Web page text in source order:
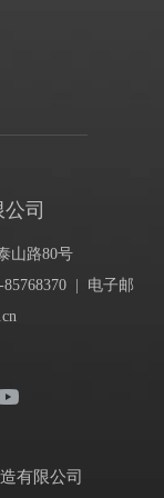
司
山路80号
85768370 | 电子邮
有限公司